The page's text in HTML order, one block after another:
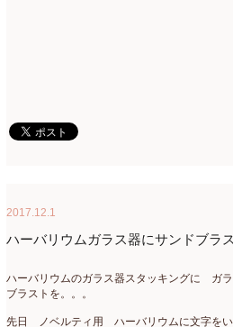
2017.12.1
ハーバリウムガラス器にサンドブラ
ハーバリウムのガラス器スタッキングに ガ
ブラストを。。。
先日 ノベルティ用 ハーバリウムに文字をい